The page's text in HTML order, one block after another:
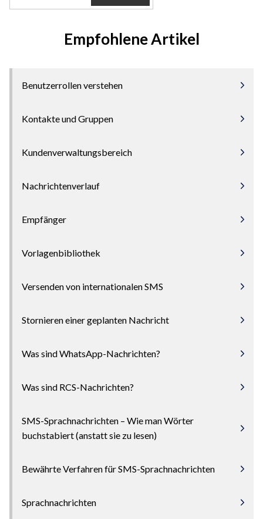
Empfohlene Artikel
Benutzerrollen verstehen
Kontakte und Gruppen
Kundenverwaltungsbereich
Nachrichtenverlauf
Empfänger
Vorlagenbibliothek
Versenden von internationalen SMS
Stornieren einer geplanten Nachricht
Was sind WhatsApp-Nachrichten?
Was sind RCS-Nachrichten?
SMS-Sprachnachrichten – Wie man Wörter
buchstabiert (anstatt sie zu lesen)
Bewährte Verfahren für SMS-Sprachnachrichten
Sprachnachrichten